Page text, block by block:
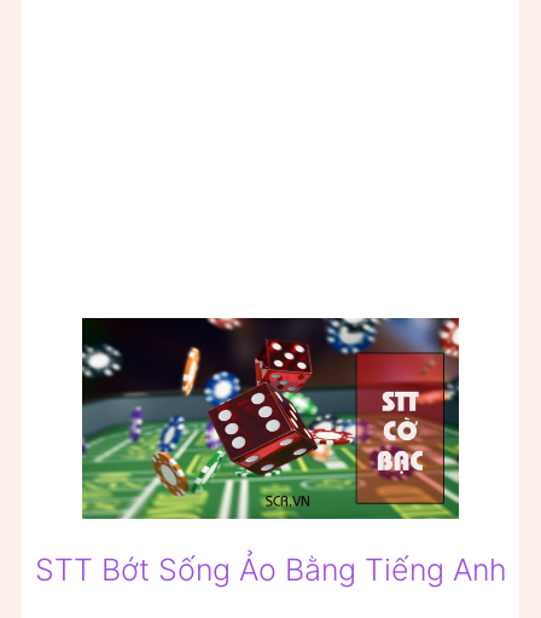
STT Bớt Sống Ảo Bằng Tiếng Anh